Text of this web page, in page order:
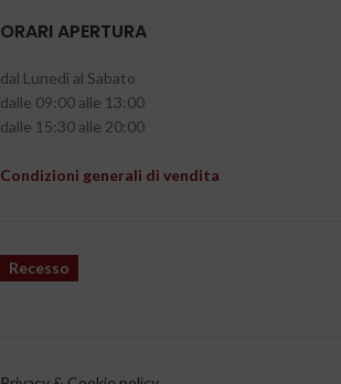
ORARI APERTURA
dal Lunedì al Sabato
dalle 09:00 alle 13:00
dalle 15:30 alle 20:00
Condizioni generali di vendita
Recesso